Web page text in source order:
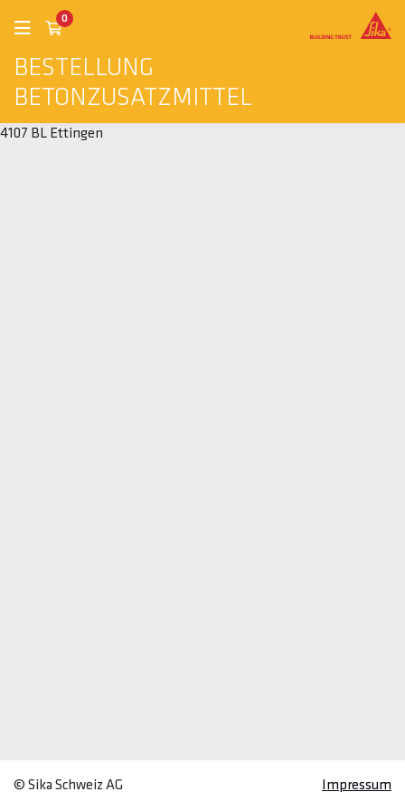
BESTELLUNG
BETONZUSATZMITTEL
0
4107 BL Ettingen
© Sika Schweiz AG Impressum